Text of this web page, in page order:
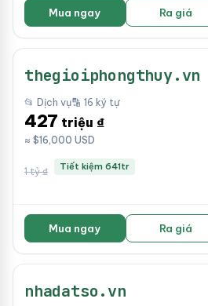
Mua ngay Ra giá
thegioiphongthuy.vn
📂 Dịch vụ🔡 16 ký tự
427 triệu ₫
≈ $16,000 USD
1 tỷ ₫ Tiết kiệm 641tr
Mua ngay Ra giá
nhadatso.vn